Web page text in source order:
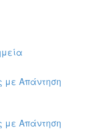
με Απάντηση
με Απάντηση